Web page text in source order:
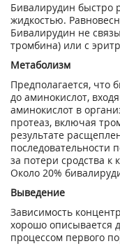
Бивалирудин быстро
жидкостью.
Бивалирудин не
тромбина) или с
Метаболизм
Предполагается, что
до аминокислот,
аминокислот в
протеаз, включая
результате
последовательности
за потери сродства к
Около 20%
Выведение
Зависимость
хорошо описывается
процессом первого